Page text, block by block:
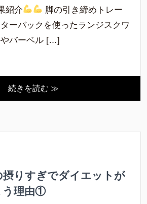
紹介
脚の引き締めトレー
ーバックを使ったランジスクワ
やバーベル […]
続きを読む ≫
摂りすぎでダイエットが
う理由①